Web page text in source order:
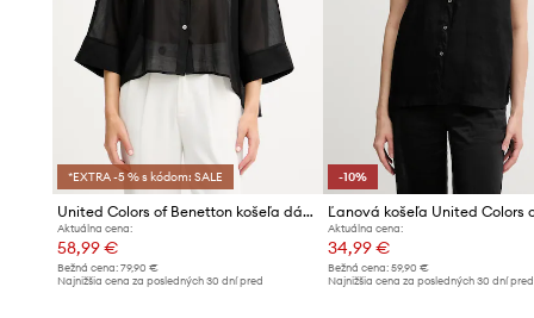
*EXTRA -5 % s kódom: SALE
United Colors of Benetton košeľa dámska s lyocellom
Aktuálna cena:
58,99 €
Bežná cena: 79,90 €
Najnižšia cena za posledných 30 dní pred
-10%
Aktuálna cena:
34,99 €
Bežná cena:59,90 €
Najnižšia cena za posledných 30 dní pred